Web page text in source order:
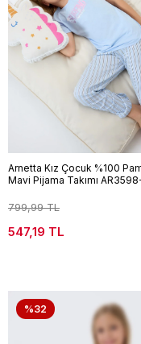
Arnetta Kız Çocuk %100
Mavi Pijama Takımı
799,99 TL
547,19 TL
%32